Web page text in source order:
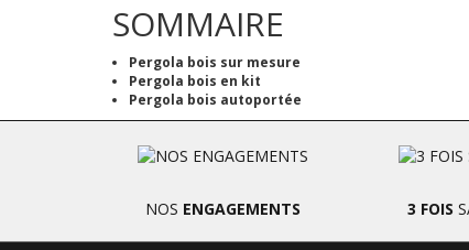
SOMMAIRE
Pergola bois sur mesure
Pergola bois en kit
Pergola bois autoportée
NOS ENGAGEMENTS 3 FOIS